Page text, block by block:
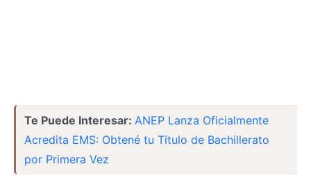
Te Puede Interesar: ANEP Lanza Oficialmente
Acredita EMS: Obtené tu Título de Bachillerato
por Primera Vez